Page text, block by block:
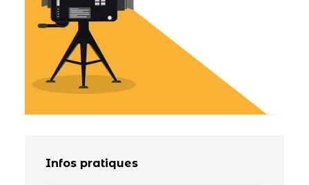
Infos pratiques